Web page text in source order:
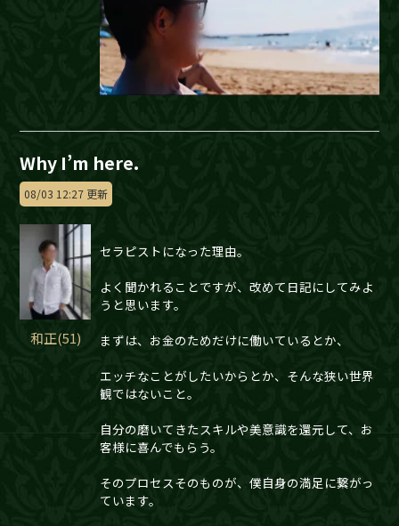
Why I’m here.
08/03 12:27 更新
和正(51)
セラピストになった理由。
よく聞かれることですが、改めて日記にしてみよ
うと思います。
まずは、お金のためだけに働いているとか、
エッチなことがしたいからとか、そんな狭い世界
観ではないこと。
自分の磨いてきたスキルや美意識を還元して、お
客様に喜んでもらう。
そのプロセスそのものが、僕自身の満足に繋がっ
ています。